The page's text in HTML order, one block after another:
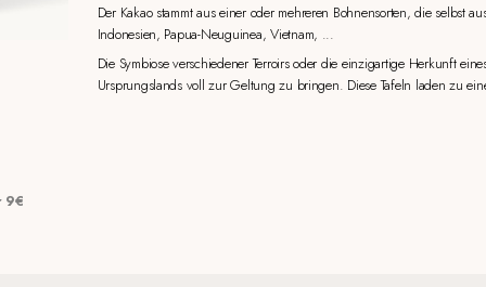
Der Kakao stammt aus einer oder mehreren Bohnensorten, die selbst
Indonesien, Papua-Neuguinea, Vietnam, ...
Die Symbiose verschiedener Terroirs oder die einzigartige Herkunft
Ursprungslands voll zur Geltung zu bringen. Diese Tafeln laden zu
9€